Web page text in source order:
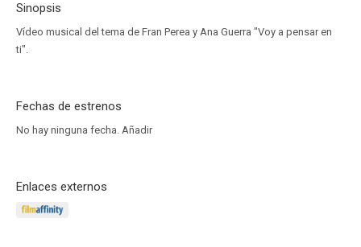
Sinopsis
Vídeo musical del tema de Fran Perea y Ana Guerra "Voy a pensar en
ti".
Fechas de estrenos
No hay ninguna fecha. Añadir
Enlaces externos